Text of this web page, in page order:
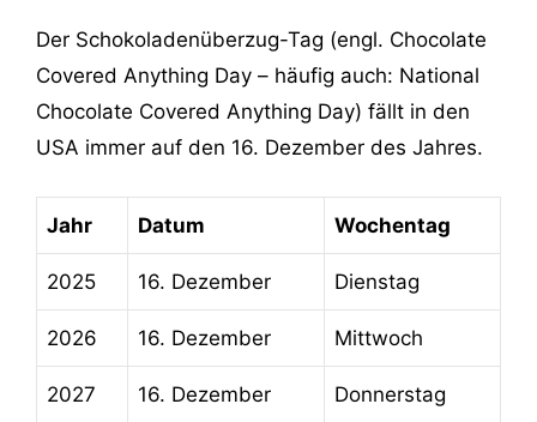
Der Schokoladenüberzug-Tag (engl. Chocolate
Covered Anything Day – häufig auch: National
‬Chocolate Covered Anything Day) fällt in den
USA immer auf den 16. Dezember des Jahres.
Jahr Datum Wochentag
2025 16. Dezember Dienstag
2026 16. Dezember Mittwoch
2027 16. Dezember Donnerstag